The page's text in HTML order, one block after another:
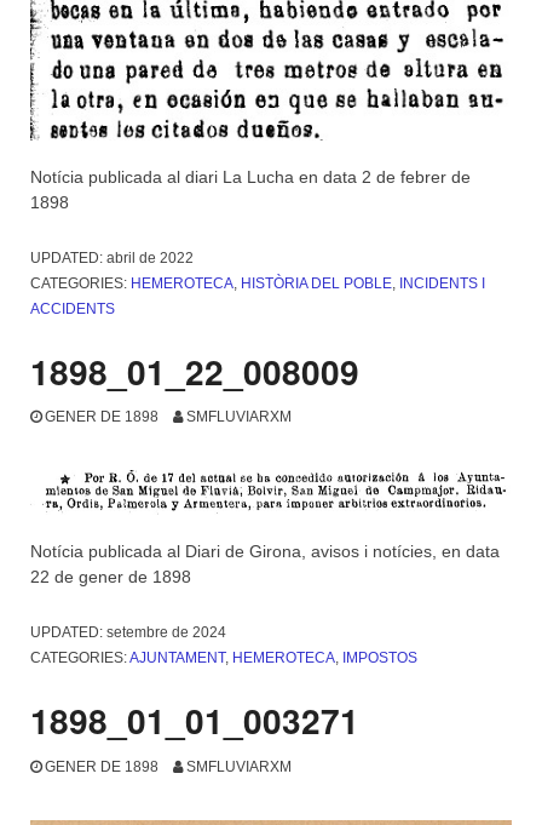
Notícia publicada al diari La Lucha en data 2 de febrer de
1898
UPDATED: abril de 2022
CATEGORIES: HEMEROTECA, HISTÒRIA DEL POBLE, INCIDENTS I
ACCIDENTS
1898_01_22_008009
GENER DE 1898 SMFLUVIARXM
Notícia publicada al Diari de Girona, avisos i notícies, en data
22 de gener de 1898
UPDATED: setembre de 2024
CATEGORIES:AJUNTAMENT, HEMEROTECA, IMPOSTOS
1898_01_01_003271
GENER DE 1898 SMFLUVIARXM